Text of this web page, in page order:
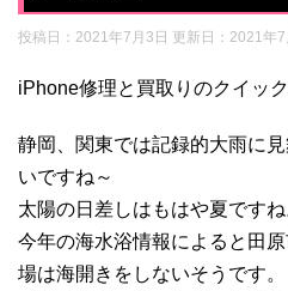
投稿日：2021年7月3日 更新日： 2021年7
iPhone修理と買取りのクイッ
静岡、関東では記録的大雨に
いですね～
太陽の日差しはもはや夏ですね
今年の海水浴情報によると田
場は海開きをしないそうです。